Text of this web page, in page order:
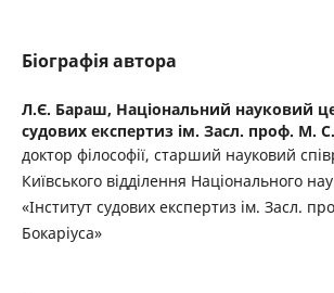
Біографія автора
Л.Є. Бараш, Національний науковий
судових експертиз ім. Засл. проф. М.
доктор філософії, старший науковий
Київського відділення Національного
«Інститут судових експертиз ім. Засл.
Бокаріуса»